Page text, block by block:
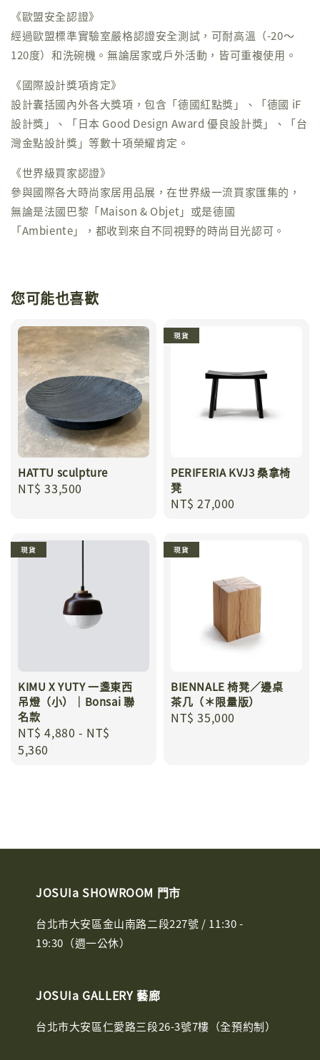
《歐盟安全認證》
經過歐盟標準實驗室嚴格認證安全測試，可耐高溫（-20～
120度）和洗碗機。無論居家或戶外活動，皆可重複使用。
《國際設計獎項肯定》
設計囊括國內外各大獎項，包含「德國紅點獎」、「德國 iF
設計獎」、「日本 Good Design Award 優良設計獎」、「台
灣金點設計獎」等數十項榮耀肯定。
《世界級買家認證》
參與國際各大時尚家居用品展，在世界級一流買家匯集的，
無論是法國巴黎「Maison & Objet」或是德國
「Ambiente」，都收到來自不同視野的時尚目光認可。
您可能也喜歡
HATTU sculpture
Regular
NT$ 33,500
現貨
PERIFERIA KVJ3 桑拿椅
凳
Regular
NT$ 27,000
現貨
KIMU X YUTY 一盞東西
吊燈（小）｜Bonsai 聯
名款
Regular
price
NT$ 4,880 - NT$
5,360
現貨
BIENNALE 椅凳／邊桌
茶几（＊限量版）
Regular
NT$ 35,000
JOSUIa SHOWROOM 門市
台北市大安區金山南路二段227號 / 11:30 -
19:30（週一公休）
JOSUIa GALLERY 藝廊
台北市大安區仁愛路三段26-3號7樓（全預約制）